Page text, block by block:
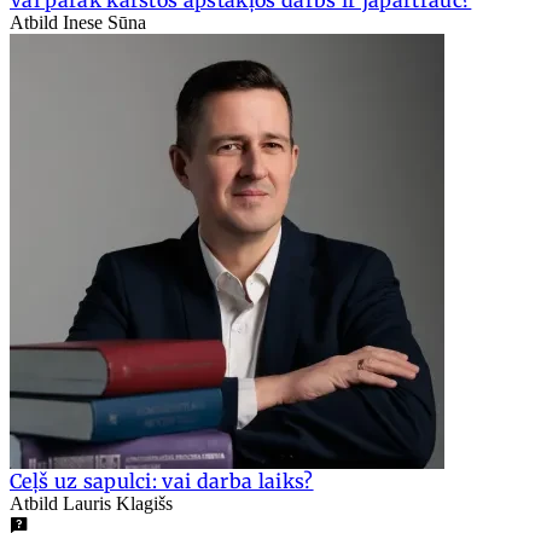
Atbild Inese Sūna
Ceļš uz sapulci: vai darba laiks?
Atbild Lauris Klagišs